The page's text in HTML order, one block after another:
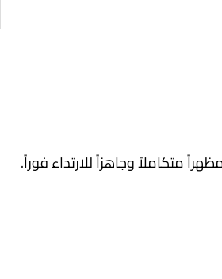
متكاملاً وجاهزاً للارتداء فوراً.